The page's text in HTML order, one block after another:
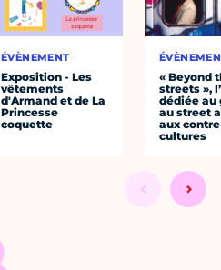
ÉVÈNEMENT
Exposition - Les
vêtements
d'Armand et de La
Princesse
coquette
« Beyond
streets »,
dédiée au
au street
aux
cultures